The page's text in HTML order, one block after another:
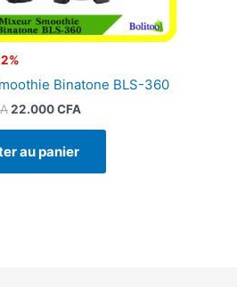
Binatone BLS-360
22.000CFA
au panier